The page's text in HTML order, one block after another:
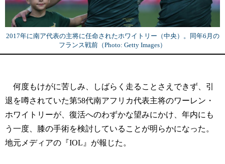
2017年に南ア代表の主将に任命されたホワイトリー（中央）。同年6月の
フランス戦前（Photo: Getty Images）
何度もけがに苦しみ、しばらく走ることさえできず、引
退を噂されていた第58代南アフリカ代表主将のワーレン・
ホワイトリーが、復活へのわずかな望みにかけ、年内にも
う一度、膝の手術を検討していることが明らかになった。
地元メディアの『IOL』が報じた。